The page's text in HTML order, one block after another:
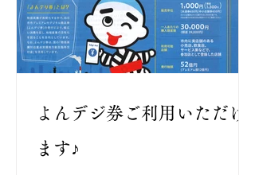
よんデジ券ご利用いただけ
ます♪